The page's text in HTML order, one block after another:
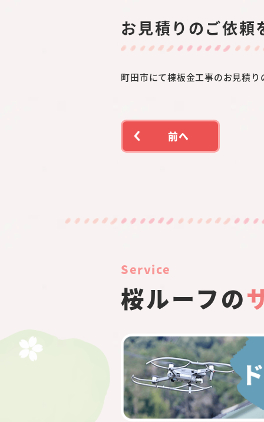
お見積りのご依頼
町田市にて棟板金工事のお見積
前へ
Service
桜ルーフの